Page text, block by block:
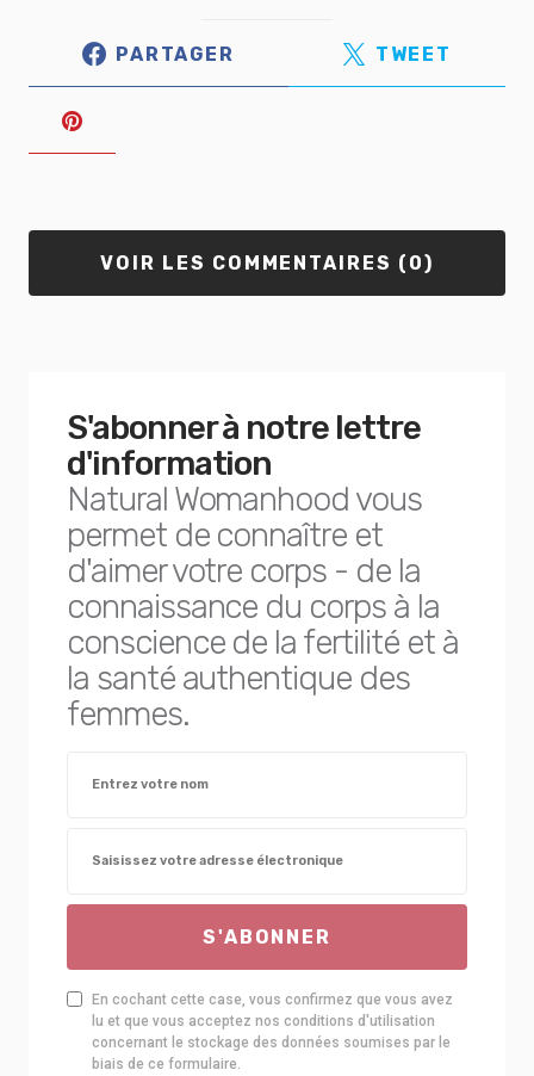
PARTAGER TWEET
VOIR LES COMMENTAIRES (0)
S'abonner à notre lettre
d'information
Natural Womanhood vous
permet de connaître et
d'aimer votre corps - de la
connaissance du corps à la
conscience de la fertilité et à
la santé authentique des
femmes.
S'ABONNER
En cochant cette case, vous confirmez que vous avez
lu et que vous acceptez nos conditions d'utilisation
concernant le stockage des données soumises par le
biais de ce formulaire.